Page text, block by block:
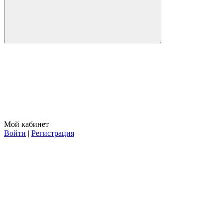
Мой кабинет
Войти | Регистрация